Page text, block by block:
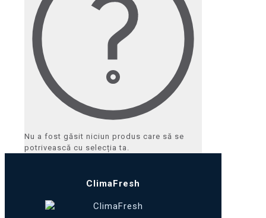
Nu a fost găsit niciun produs care să se
potrivească cu selecția ta.
ClimaFresh